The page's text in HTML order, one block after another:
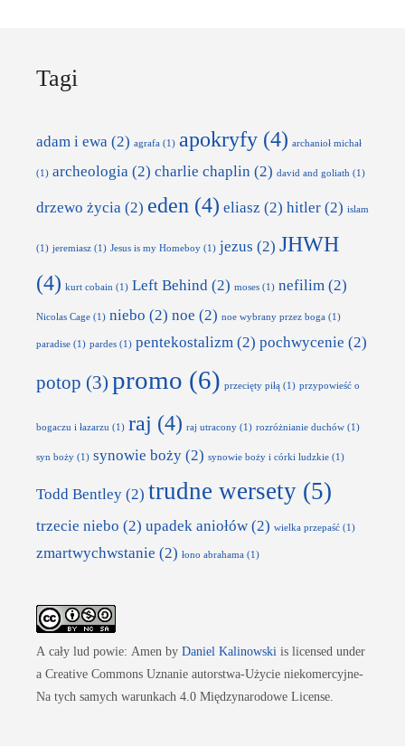
Tagi
adam i ewa (2) agrafa (1) apokryfy (4) archanioł michał
(1) archeologia (2) charlie chaplin (2) david and goliath (1)
drzewo życia (2) eden (4) eliasz (2) hitler (2) islam
(1) jeremiasz (1) Jesus is my Homeboy (1) jezus (2) JHWH
(4) kurt cobain (1) Left Behind (2) moses (1) nefilim (2)
Nicolas Cage (1) niebo (2) noe (2) noe wybrany przez boga (1)
paradise (1) pardes (1) pentekostalizm (2) pochwycenie (2)
potop (3) promo (6) przecięty piłą (1) przypowieść o
bogaczu i łazarzu (1) raj (4) raj utracony (1) rozróżnianie duchów (1)
syn boży (1) synowie boży (2) synowie boży i córki ludzkie (1)
Todd Bentley (2) trudne wersety (5)
trzecie niebo (2) upadek aniołów (2) wielka przepaść (1)
zmartwychwstanie (2) łono abrahama (1)
A cały lud powie: Amen by Daniel Kalinowski is licensed under
a Creative Commons Uznanie autorstwa-Użycie niekomercyjne-
Na tych samych warunkach 4.0 Międzynarodowe License.